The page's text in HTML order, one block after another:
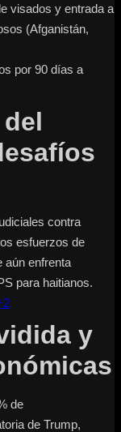
visados y entrada a
(Afganistán,
por 90 días a
contra
esfuerzos de
aún enfrenta
para haitianos.
y
de
de Trump,